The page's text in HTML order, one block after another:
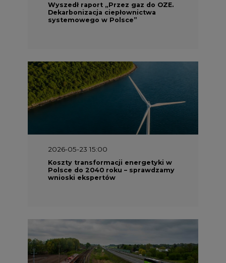
Wyszedł raport „Przez gaz do OZE.
Dekarbonizacja ciepłownictwa
systemowego w Polsce”
2026-05-23 15:00
Koszty transformacji energetyki w
Polsce do 2040 roku – sprawdzamy
wnioski ekspertów